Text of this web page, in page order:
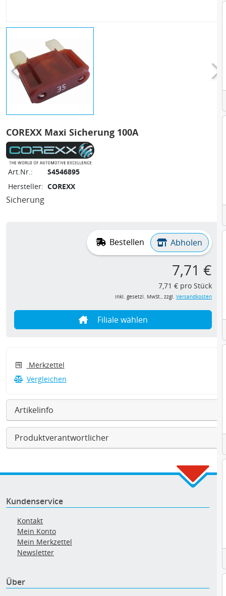
COREXX Maxi Sicherung 100A
Art.Nr.:
S4546895
Hersteller: COREXX
Sicherung
Bestellen Abholen
7,71 €
7,71 € pro Stück
inkl. gesetzl. MwSt., zzgl. Versandkosten
Filiale wählen
Merkzettel
Vergleichen
Artikelinfo
Produktverantwortlicher
Kundenservice
Kontakt
Mein Konto
Mein Merkzettel
Newsletter
Über